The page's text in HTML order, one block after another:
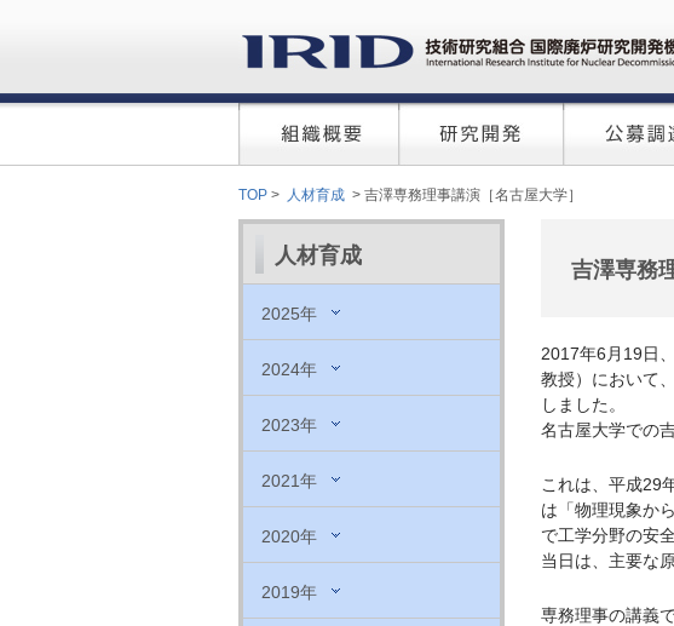
TOP > 人材育成 > 吉澤専務理事講演［名古屋大学］
人材育成
2025年
2024年
2023年
2021年
2020年
2019年
吉澤専務
2017年6月19日
教授）において
しました。
名古屋大学での
これは、平成29
は「物理現象か
で工学分野の安
当日は、主要な
専務理事の講義